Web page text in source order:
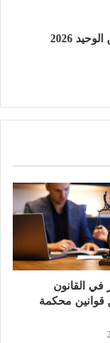
2026
في القانون
محكمة